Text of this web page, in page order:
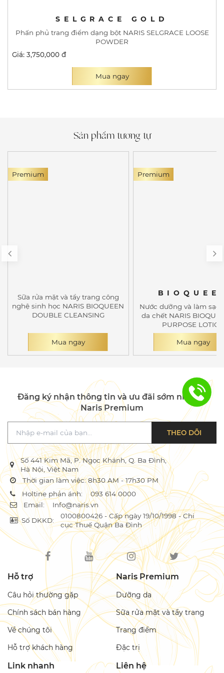
SELGRACE GOLD
Phấn phủ trang điểm dạng bột NARIS SELGRACE LOOSE
POWDER
Giá: 3,750,000 đ
Mua ngay
Sản phẩm tương tự
Premium
Sữa rửa mặt và tẩy trang công
nghệ sinh học NARIS BIOQUEEN
DOUBLE CLEANSING
Mua ngay
Premium
Nước dưỡng và làm
da chết NARIS
PURPOSE
Mua ngay
Đăng ký nhận thông tin và ưu đãi sớm nhất từ
Naris Premium
THEO DÕI
Số 441 Kim Mã, P. Ngọc Khánh, Q. Ba Đình,
Hà Nội, Việt Nam
Thời gian làm việc: 8h30 AM - 17h30 PM
Holtine phản ánh:
093 614 0000
Email:
Info@naris.vn
Số DKKD:
0100800426 - Cấp ngày 19/10/1998 - Chi
cục Thuế Quận Ba Đình
Hỗ trợ
Câu hỏi thường gặp
Chính sách bán hàng
Về chúng tôi
Hỗ trợ khách hàng
Naris Premium
Dưỡng da
Sữa rửa mặt và tẩy trang
Trang điểm
Đặc trị